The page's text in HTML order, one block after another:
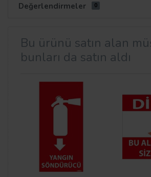
Değerlendirmeler 0
Bu ürünü satın alan
bunları da satın aldı